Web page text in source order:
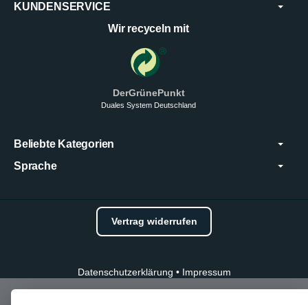
KUNDENSERVICE
Wir recyceln mit
DerGrünePunkt
Duales System Deutschland
Beliebte Kategorien
Sprache
Vertrag widerrufen
Datenschutzerklärung • Impressum